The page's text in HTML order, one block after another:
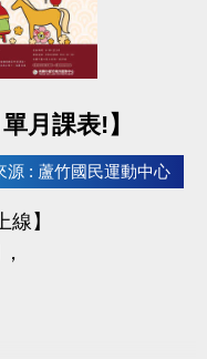
:
news/pageID/1/
月課表!】
源 : 蘆竹國民運動中心
】